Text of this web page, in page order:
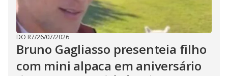
DO R7/26/07/2026
Bruno Gagliasso presenteia filho
com mini alpaca em aniversário